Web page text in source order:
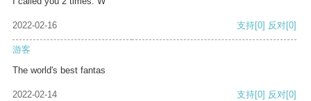
2022-02-16 支持[0] 反对[0]
游客
The world's best fantas
2022-02-14 支持[0] 反对[0]